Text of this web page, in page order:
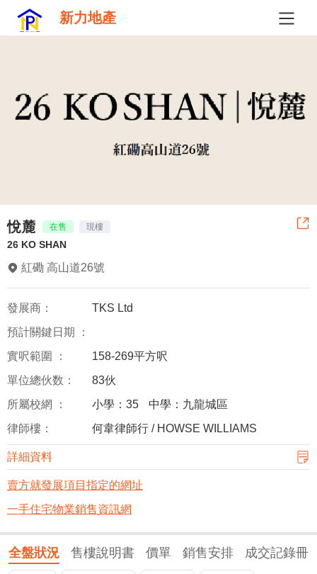
新力地產
悅麓 在售 現樓
26 KO SHAN
紅磡 高山道26號
預計關鍵日期 ：
單位總伙数： 83伙
實呎範圍 ： 158-269平方呎
律師樓： 何韋律師行 / HOWSE WILLIAMS
所屬校網 ： 小學：35 中學：九龍城區
發展商： TKS Ltd
詳細資料
賣方就發展項目指定的網址
一手住宅物業銷售資訊網
全盤狀況 售樓說明書 價單 銷售安排 成交記錄冊